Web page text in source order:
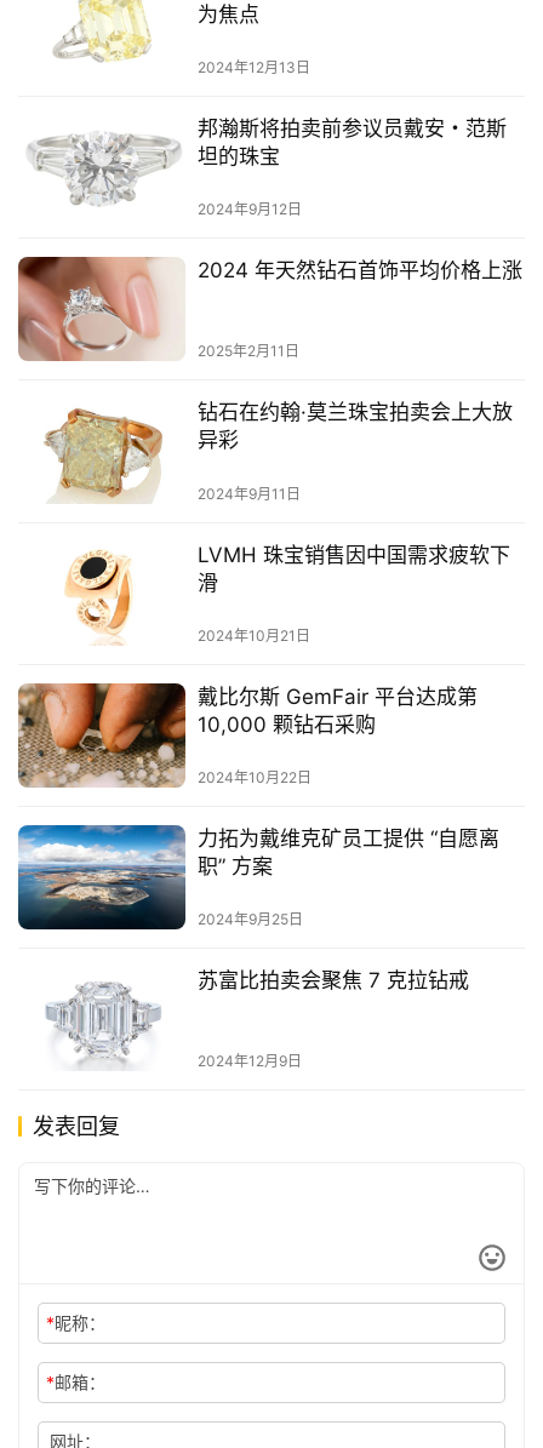
为焦点
2024年12月13日
邦瀚斯将拍卖前参议员戴安・范斯
坦的珠宝
2024年9月12日
2024 年天然钻石首饰平均价格上涨
2025年2月11日
钻石在约翰·莫兰珠宝拍卖会上大放
异彩
2024年9月11日
LVMH 珠宝销售因中国需求疲软下
滑
2024年10月21日
戴比尔斯 GemFair 平台达成第
10,000 颗钻石采购
2024年10月22日
力拓为戴维克矿员工提供 “自愿离
职” 方案
2024年9月25日
苏富比拍卖会聚焦 7 克拉钻戒
2024年12月9日
发表回复
*昵称：
*邮箱：
网址：